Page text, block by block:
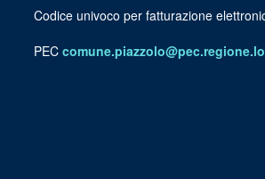
Codice univoco per fatturazione
PEC